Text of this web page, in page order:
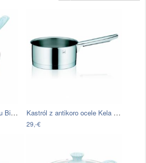
Modrá rajnica s pokrievkou Bisetti Miss… Kastról z antikoro ocele Kela Cailin, ø…
29,-€